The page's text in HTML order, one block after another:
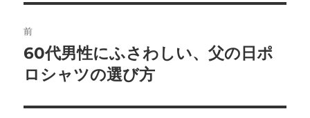
稿
ナ
ビ
前
前
の
稿:
60代男性にふさわしい、父の日ポ
ロシャツの選び方